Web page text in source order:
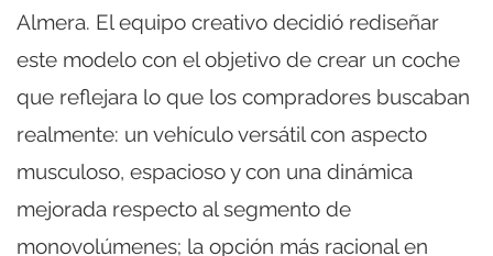
Almera. El equipo creativo decidió rediseñar
este modelo con el objetivo de crear un coche
que reflejara lo que los compradores buscaban
realmente: un vehículo versátil con aspecto
musculoso, espacioso y con una dinámica
mejorada respecto al segmento de
monovolúmenes; la opción más racional en